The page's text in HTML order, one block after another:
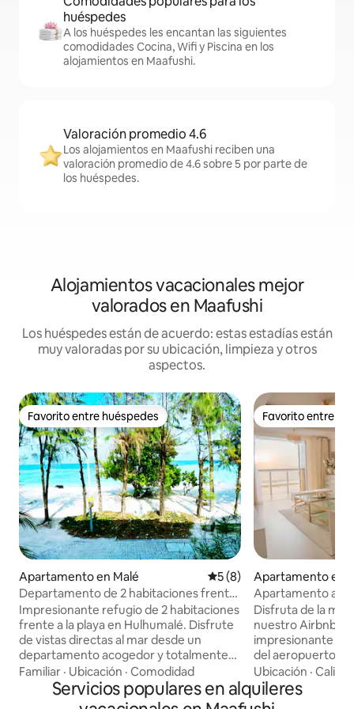
huéspedes
A los huéspedes les encantan las siguientes
comodidades Cocina, Wifi y Piscina en los
alojamientos en Maafushi.
Valoración promedio 4.6
Los alojamientos en Maafushi reciben una
valoración promedio de 4.6 sobre 5 por parte de
los huéspedes.
Alojamientos vacacionales mejor
valorados en Maafushi
Los huéspedes están de acuerdo: estas estadías están
muy valoradas por su ubicación, limpieza y otros
aspectos.
Favorito entre huéspedes
Favorito entre huéspedes
Apartamento en Malé Calificación promedio: 5
5 (8)
Departamento de 2 habitaciones frente
al mar en Hulhumalé: acogedor y
totalmente equipado
Impresionante refugio de 2 habitaciones
frente a la playa en Hulhumalé. Disfrute
de vistas directas al mar desde un
departamento acogedor y totalmente
equipado, a solo 15 minutos del
aeropuerto. Ideal para familias y
profesionales, con un espacio de trabajo
Familiar · Ubicación · Comodidad
Favorito entre
Favorito entre
Apartamento en
Apartamento a
mar
Disfruta de la
nuestro Airbnb
impresionante
del aeropuerto.
king y dormitorio
belleza
perfecto junto al mar. **Ten en
Ubicación ·
Servicios populares en alquileres